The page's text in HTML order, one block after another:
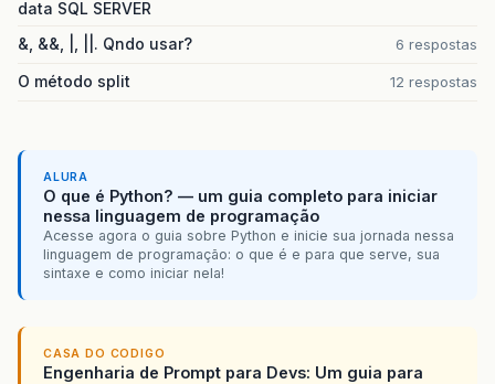
data SQL SERVER
&, &&, |, ||. Qndo usar? 6 respostas
O método split 12 respostas
ALURA
O que é Python? — um guia completo para iniciar
nessa linguagem de programação
Acesse agora o guia sobre Python e inicie sua jornada nessa
linguagem de programação: o que é e para que serve, sua
sintaxe e como iniciar nela!
CASA DO CODIGO
Engenharia de Prompt para Devs: Um guia para